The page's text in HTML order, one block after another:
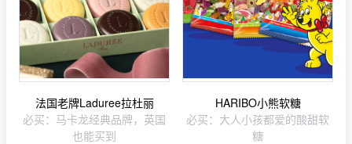
法国老牌Laduree拉杜丽
必买：马卡龙经典品牌，英国
也能买到
HARIBO小熊软糖
必买：大人小孩都爱的酸甜软
糖